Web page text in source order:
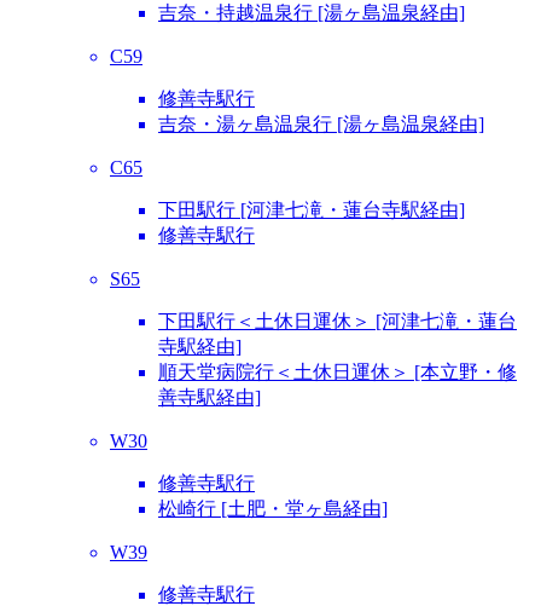
吉奈・持越温泉行 [湯ヶ島温泉経由]
C59
修善寺駅行
吉奈・湯ヶ島温泉行 [湯ヶ島温泉経由]
C65
下田駅行 [河津七滝・蓮台寺駅経由]
修善寺駅行
S65
下田駅行＜土休日運休＞ [河津七滝・蓮台
寺駅経由]
順天堂病院行＜土休日運休＞ [本立野・修
善寺駅経由]
W30
修善寺駅行
松崎行 [土肥・堂ヶ島経由]
W39
修善寺駅行